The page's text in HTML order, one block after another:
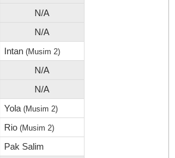
N/A
N/A
Intan (Musim 2)
N/A
N/A
Yola (Musim 2)
Rio (Musim 2)
Pak Salim